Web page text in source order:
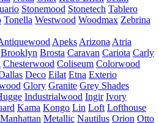
Stonemood Stonetech Tablero
Tonella Westwood Woodmax Zebrina
Apeks Arizona Atria
Brooklyn Brosta Caravan Cariota Carly
Chesterwood Coliseum Colorwood
Deco Eilat Etna Exterio
Glory Granite Grey Shades
Industrialwood Ingir Ivory
Kama Kongo Lin Loft Lofthouse
Manhattan Metallic Nautilus Orion Otto